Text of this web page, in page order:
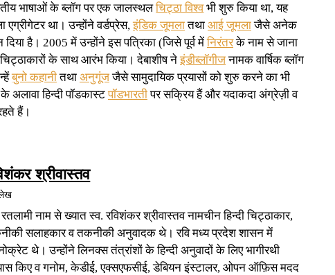
भाषाओं के ब्लॉग पर एक जालस्थलचिट्ठा विश्वभी शुरु किया था, यह
एग्रीगेटर था। उन्होंने वर्डप्रेस,इंडिक जूमलातथा आई जूमलाजैसे अनेक
दिया है। 2005 में उन्होंने इस पत्रिका (जिसे पूर्व मेंनिरंतरके नाम से जाना
के साथ आरंभ किया। देबाशीष नेइंडीब्लॉगीजनामक वार्षिक ब्लॉग
बुनो कहानीतथा अनुगूंजजैसे सामुदायिक प्रयासों को शुरु करने का भी
अलावा हिन्दी पॉडकास्टपॉडभारतीपर सक्रिय हैं और यदाकदा अंग्रेज़ी व
हैं।
श्रीवास्तव
रतलामी नाम से ख्यात स्व. रविशंकर श्रीवास्तव नामचीन हिन्दी चिट्ठाकार,
सलाहकार व तकनीकी अनुवादक थे। रवि मध्य प्रदेश शासन में
थे। उन्होंने लिनक्स तंत्रांशों के हिन्दी अनुवादों के लिए भागीरथी
किए व गनोम, केडीई, एक्सएफसीई, डेबियन इंस्टालर, ओपन ऑफ़िस मदद